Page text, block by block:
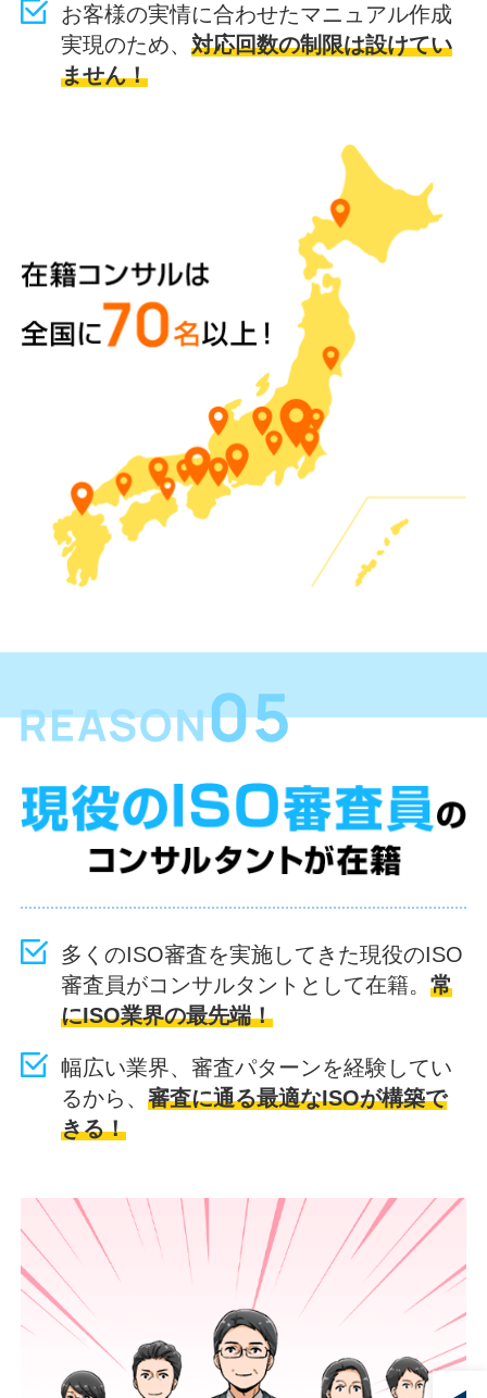
お客様の実情に合わせたマニュアル作成
実現のため、 対応回数の制限は設けてい
ません！
多くのISO審査を実施してきた現役のISO
審査員がコンサルタントとして在籍。 常
にISO業界の最先端！
幅広い業界、審査パターンを経験してい
るから、 審査に通る最適なISOが構築で
きる！